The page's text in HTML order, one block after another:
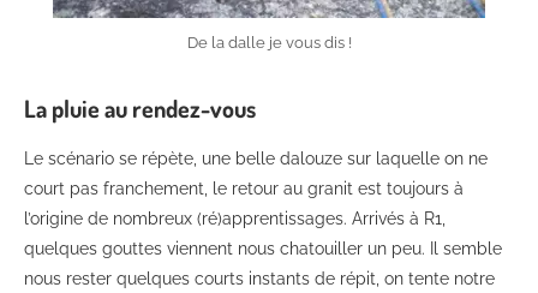
De la dalle je vous dis !
La pluie au rendez-vous
Le scénario se répète, une belle dalouze sur laquelle on ne
court pas franchement, le retour au granit est toujours à
l’origine de nombreux (ré)apprentissages. Arrivés à R1,
quelques gouttes viennent nous chatouiller un peu. Il semble
nous rester quelques courts instants de répit, on tente notre